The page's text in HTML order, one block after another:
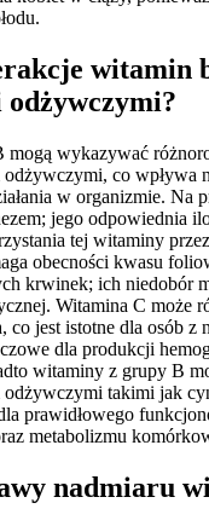
witamin
odżywczymi?
wykazywać
co wpływa
w organizmie. Na
jego odpowiednia
tej witaminy
obecności kwasu
krwinek; ich niedobór
Witamina C może
co jest istotne dla osób z
dla produkcji
witaminy z grupy B
odżywczymi takimi jak
prawidłowego
metabolizmu
nadmiaru